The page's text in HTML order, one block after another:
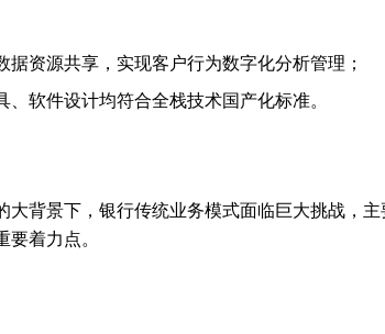
资源共享，实现客户行为数字化分析管理；
软件设计均符合全栈技术国产化标准。
背景下，银行传统业务模式面临巨大挑战，
着力点。